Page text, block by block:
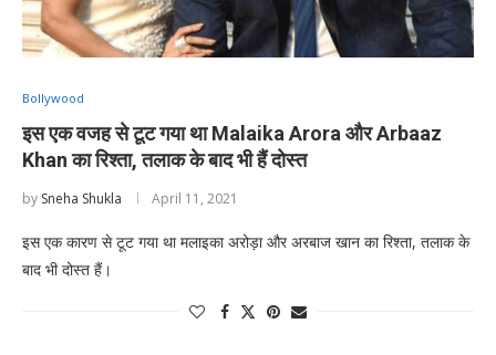
Bollywood
इस एक वजह से टूट गया था Malaika Arora और Arbaaz
Khan का रिश्ता, तलाक के बाद भी हैं दोस्त
by Sneha Shukla April 11, 2021
इस एक कारण से टूट गया था मलाइका अरोड़ा और अरबाज खान का रिश्ता, तलाक के
बाद भी दोस्त हैं।